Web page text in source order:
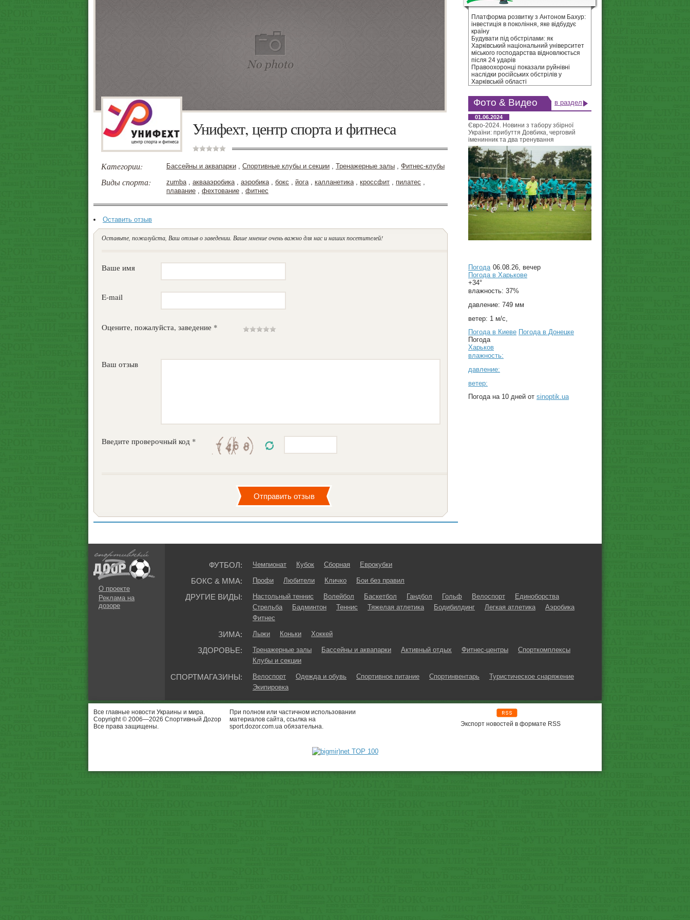
Унифехт, центр спорта и фитнеса
Категории: Бассейны и аквапарки , Спортивные клубы и секции , Тренажерные залы , Фитнес-клубы
Виды спорта: zumba, аквааэробика, аэробика, бокс , йога, калланетика, кроссфит , пилатес ,
плавание , фехтование , фитнес
Оставить отзыв
Оставьте, пожалуйста, Ваш отзыв о заведении. Ваше мнение очень важно для нас и наших посетителей!
Ваше имя
E-mail
Оцените, пожалуйста, заведение *
Ваш отзыв
Введите проверочный код *
Платформа розвитку з Антоном Бахур:
інвестиція в покоління, яке відбудує
країну
Будувати під обстрілами: як
Харківський національний університет
міського господарства відновлюється
після 24 ударів
Правоохоронці показали руйнівні
наслідки російських обстрілів у
Харківській області
Фото & Видео в раздел
01.06.2024
Євро-2024. Новини з табору збірної
України: прибуття Довбика, черговий
іменинник та два тренування
Погода 06.08.26, вечер
Погода в Харькове
+34°
влажность: 37%
давление: 749 мм
ветер: 1 м/с,
Погода в Киеве Погода в Донецке
Погода
Харьков
влажность:
давление:
ветер:
Погода на 10 дней от sinoptik.ua
О проекте
Реклама на
дозоре
ФУТБОЛ: Чемпионат Кубок Сборная Еврокубки
БОКС & ММА: Профи Любители Кличко Бои без правил
ДРУГИЕ ВИДЫ: Настольный теннис Волейбол Баскетбол Гандбол Гольф Велоспорт
Единоборства
Стрельба
Бадминтон Теннис Тяжелая атлетика Бодибилдинг Легкая атлетика
Аэробика
Фитнес
ЗИМА: Лыжи Коньки Хоккей
ЗДОРОВЬЕ: Тренажерные залы Бассейны и аквапарки Активный отдых Фитнес-центры
Спорткомплексы
Клубы и секции
СПОРТМАГАЗИНЫ: Велоспорт Одежда и обувь Спортивное питание Спортинвентарь
Туристическое снаряжение
Экипировка
Все главные новости Украины и мира.
Copyright © 2006—2026 Спортивный Доzор
Все права защищены.
При полном или частичном использовании
материалов сайта, ссылка на
sport.dozor.com.ua обязательна.
Экспорт новостей в формате RSS